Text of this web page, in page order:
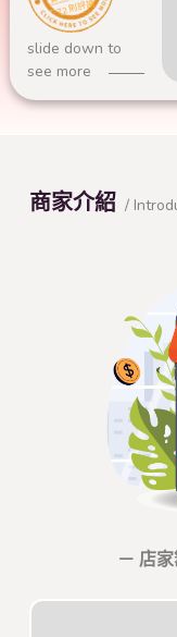
72 則評論
slide down to
see more
商家介紹 /
－ 店